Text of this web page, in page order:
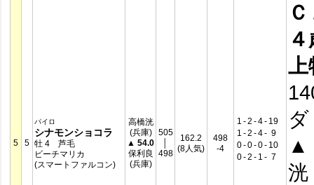
5 5
パイロ
シナモンショコラ
牡 4 芦毛
ビーチマリカ
(スマートファルコン)
高橋洸
(兵庫)
▲ 54.0
保利良
(兵庫)
505
498
162.2
(8人気)
498
-4
1 -2 -4- 19
1 -2 -4- 9
0-0-0- 10
0-2 - 1 - 7
▲